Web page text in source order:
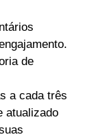
de
a cada três
atualizado